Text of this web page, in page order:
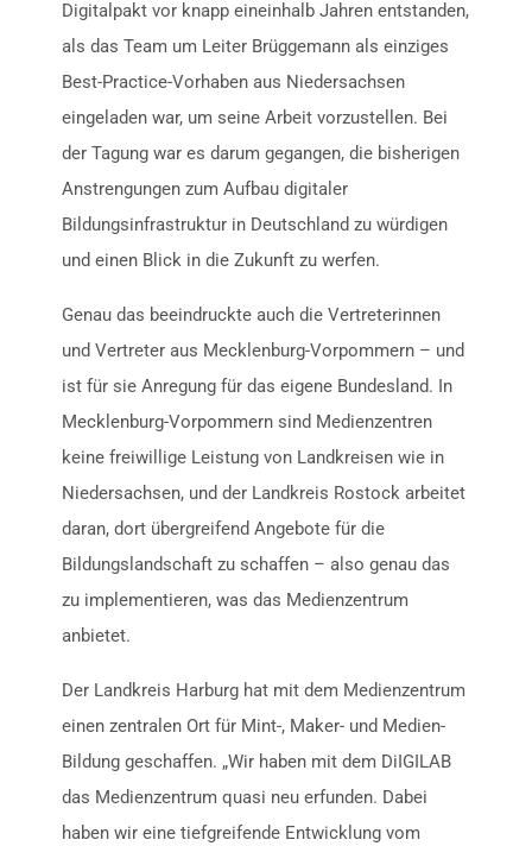
Digitalpakt vor knapp eineinhalb Jahren entstanden,
als das Team um Leiter Brüggemann als einziges
Best-Practice-Vorhaben aus Niedersachsen
eingeladen war, um seine Arbeit vorzustellen. Bei
der Tagung war es darum gegangen, die bisherigen
Anstrengungen zum Aufbau digitaler
Bildungsinfrastruktur in Deutschland zu würdigen
und einen Blick in die Zukunft zu werfen.
Genau das beeindruckte auch die Vertreterinnen
und Vertreter aus Mecklenburg-Vorpommern – und
ist für sie Anregung für das eigene Bundesland. In
Mecklenburg-Vorpommern sind Medienzentren
keine freiwillige Leistung von Landkreisen wie in
Niedersachsen, und der Landkreis Rostock arbeitet
daran, dort übergreifend Angebote für die
Bildungslandschaft zu schaffen – also genau das
zu implementieren, was das Medienzentrum
anbietet.
Der Landkreis Harburg hat mit dem Medienzentrum
einen zentralen Ort für Mint-, Maker- und Medien-
Bildung geschaffen. „Wir haben mit dem DiIGILAB
das Medienzentrum quasi neu erfunden. Dabei
haben wir eine tiefgreifende Entwicklung vom